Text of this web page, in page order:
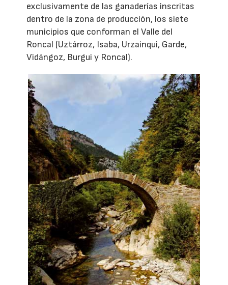
exclusivamente de las ganaderías inscritas
dentro de la zona de producción, los siete
municipios que conforman el Valle del
Roncal (Uztárroz, Isaba, Urzainqui, Garde,
Vidángoz, Burgui y Roncal).